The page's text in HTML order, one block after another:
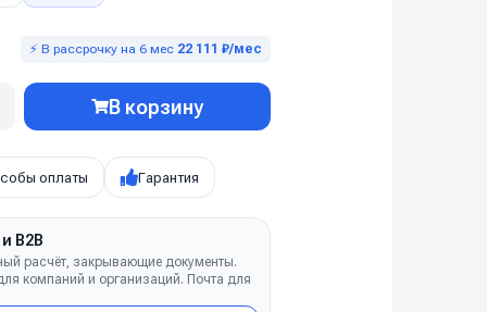
⚡ В рассрочку на 6 мес 22 111 ₽/мес
В корзину
оплаты Гарантия
B2B
расчёт, закрывающие документы.
компаний и организаций. Почта для